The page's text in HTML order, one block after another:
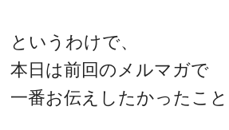
というわけで、
本日は前回のメルマガで
一番お伝えしたかったこと